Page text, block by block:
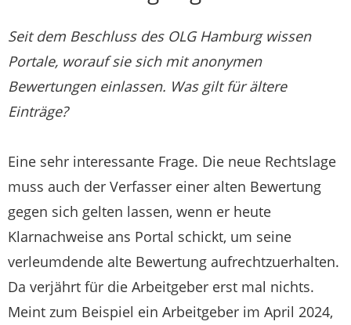
Seit dem Beschluss des OLG Hamburg wissen
Portale, worauf sie sich mit anonymen
Bewertungen einlassen. Was gilt für ältere
Einträge?
Eine sehr interessante Frage. Die neue Rechtslage
muss auch der Verfasser einer alten Bewertung
gegen sich gelten lassen, wenn er heute
Klarnachweise ans Portal schickt, um seine
verleumdende alte Bewertung aufrechtzuerhalten.
Da verjährt für die Arbeitgeber erst mal nichts.
Meint zum Beispiel ein Arbeitgeber im April 2024,